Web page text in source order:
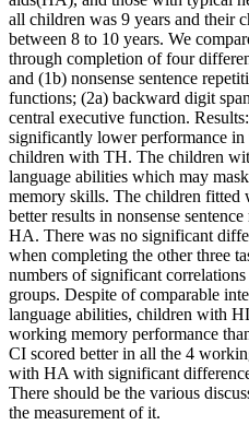
all children was 9 years and their
between 8 to 10 years. We
through completion of four
and (1b) nonsense sentence
functions; (2a) backward digit
central executive function.
significantly lower performance
children with TH. The children
language abilities which may
memory skills. The children
better results in nonsense
HA. There was no significant
when completing the other three
numbers of significant
groups. Despite of comparable
language abilities, children with
working memory performance
CI scored better in all the 4
with HA with significant
There should be the various
the measurement of it.